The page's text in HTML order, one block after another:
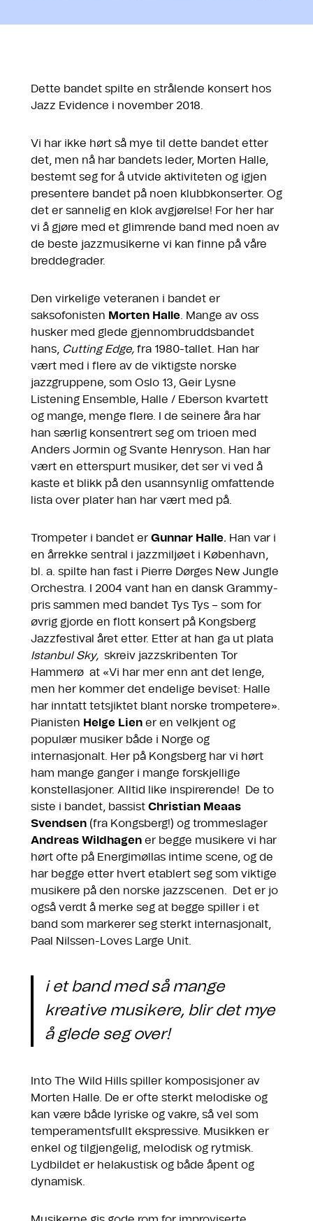
Dette bandet spilte en strålende konsert hos
Jazz Evidence i november 2018.
Vi har ikke hørt så mye til dette bandet etter
det, men nå har bandets leder, Morten Halle,
bestemt seg for å utvide aktiviteten og igjen
presentere bandet på noen klubbkonserter. Og
det er sannelig en klok avgjørelse! For her har
vi å gjøre med et glimrende band med noen av
de beste jazzmusikerne vi kan finne på våre
breddegrader.
Den virkelige veteranen i bandet er
saksofonisten Morten Halle . Mange av oss
husker med glede gjennombruddsbandet
hans,
Cutting Edge, fra 1980-tallet. Han har
vært med i flere av de viktigste norske
jazzgruppene, som Oslo 13, Geir Lysne
Listening Ensemble, Halle / Eberson kvartett
og mange, menge flere. I de seinere åra har
han særlig konsentrert seg om trioen med
Anders Jormin og Svante Henryson. Han har
vært en etterspurt musiker, det ser vi ved å
kaste et blikk på den usannsynlig omfattende
lista over plater han har vært med på.
Trompeter i bandet er Gunnar Halle. Han var i
en årrekke sentral i jazzmiljøet i København,
bl. a. spilte han fast i Pierre Dørges New Jungle
Orchestra. I 2004 vant han en dansk Grammy-
pris sammen med bandet Tys Tys – som for
øvrig gjorde en flott konsert på Kongsberg
Jazzfestival året etter. Etter at han ga ut plata
Istanbul Sky, skreiv jazzskribenten Tor
Hammerø at «Vi har mer enn ant det lenge,
men her kommer det endelige beviset: Halle
har inntatt tetsjiktet blant norske trompetere».
Pianisten Helge Lien er en velkjent og
populær musiker både i Norge og
internasjonalt. Her på Kongsberg har vi hørt
ham mange ganger i mange forskjellige
konstellasjoner. Alltid like inspirerende! De to
siste i bandet, bassist Christian Meaas
Svendsen (fra Kongsberg!) og trommeslager
Andreas Wildhagen er begge musikere vi har
hørt ofte på Energimøllas intime scene, og de
har begge etter hvert etablert seg som viktige
musikere på den norske jazzscenen. Det er jo
også verdt å merke seg at begge spiller i et
band som markerer seg sterkt internasjonalt,
Paal Nilssen-Loves Large Unit.
i et band med så mange
kreative musikere, blir det mye
å glede seg over!
Into The Wild Hills spiller komposisjoner av
Morten Halle. De er ofte sterkt melodiske og
kan være både lyriske og vakre, så vel som
temperamentsfullt ekspressive. Musikken er
enkel og tilgjengelig, melodisk og rytmisk.
Lydbildet er helakustisk og både åpent og
dynamisk.